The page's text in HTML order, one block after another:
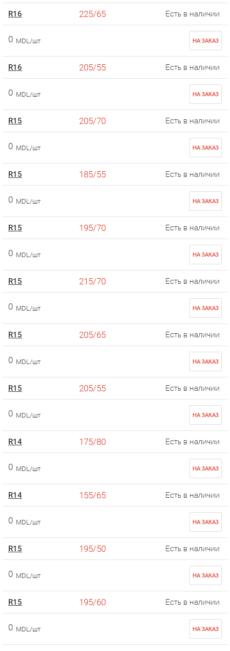
R16 225/65 Есть в наличии
0 MDL/шт НА ЗАКАЗ
R16 205/55 Есть в наличии
0 MDL/шт НА ЗАКАЗ
R15 205/70 Есть в наличии
0 MDL/шт НА ЗАКАЗ
R15 185/55 Есть в наличии
0 MDL/шт НА ЗАКАЗ
R15 195/70 Есть в наличии
0 MDL/шт НА ЗАКАЗ
R15 215/70 Есть в наличии
0 MDL/шт НА ЗАКАЗ
R15 205/65 Есть в наличии
0 MDL/шт НА ЗАКАЗ
R15 205/55 Есть в наличии
0 MDL/шт НА ЗАКАЗ
R14 175/80 Есть в наличии
0 MDL/шт НА ЗАКАЗ
R14 155/65 Есть в наличии
0 MDL/шт НА ЗАКАЗ
R15 195/50 Есть в наличии
0 MDL/шт НА ЗАКАЗ
R15 195/60 Есть в наличии
0 MDL/шт НА ЗАКАЗ